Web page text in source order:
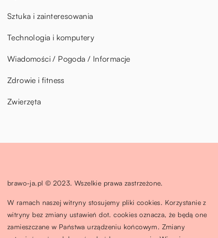
Sztuka i zainteresowania
Technologia i komputery
Wiadomości / Pogoda / Informacje
Zdrowie i fitness
Zwierzęta
brawo-ja.pl © 2023. Wszelkie prawa zastrzeżone.
W ramach naszej witryny stosujemy pliki cookies. Korzystanie z
witryny bez zmiany ustawień dot. cookies oznacza, że będą one
zamieszczane w Państwa urządzeniu końcowym. Zmiany